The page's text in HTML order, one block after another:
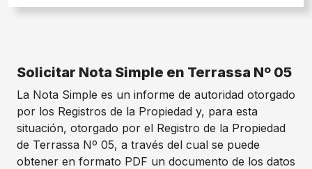
Solicitar Nota Simple en Terrassa Nº 05
La Nota Simple es un informe de autoridad otorgado
por los Registros de la Propiedad y, para esta
situación, otorgado por el Registro de la Propiedad
de Terrassa Nº 05, a través del cual se puede
obtener en formato PDF un documento de los datos